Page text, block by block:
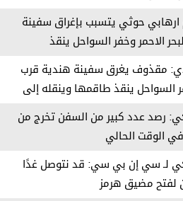
ارهابي حوثي يتسبب بإغراق سفينة
الاحمر وخفر السواحل ينقذ
مقذوف يغرق سفينة هندية قرب
السواحل ينقذ طاقمها وينقله إلى
رصد عدد كبير من السفن تخرج من
الوقت الحالي
لـ سي إن بي سي: قد نتوصل غدًا
لفتح مضيق هرمز